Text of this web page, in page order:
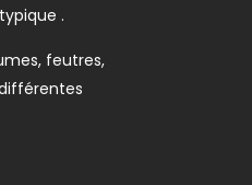
.
feutres,